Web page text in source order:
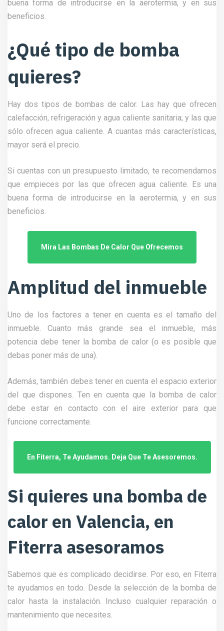
buena forma de introducirse en la aerotermia, y en sus
beneficios.
¿Qué tipo de bomba
quieres?
Hay dos tipos de bombas de calor. Las hay que ofrecen
calefacción, refrigeración y agua caliente sanitaria; y las que
sólo ofrecen agua caliente. A cuantas más características,
mayor será el precio.
Si cuentas con un presupuesto limitado, te recomendamos
que empieces por las que ofrecen agua caliente. Es una
buena forma de introducirse en la aerotermia, y en sus
beneficios.
Mira Las Bombas De Calor Que Ofrecemos
Amplitud del inmueble
Uno de los factores a tener en cuenta es el tamaño del
inmueble. Cuanto más grande sea el inmueble, más
potencia debe tener la bomba de calor (o es posible que
debas poner más de una).
Además, también debes tener en cuenta el espacio exterior
del que dispones. Ten en cuenta que la bomba de calor
debe estar en contacto con el aire exterior para que
funcione correctamente.
En Fiterra, Te Ayudamos. Deja Que Te Asesoremos.
Si quieres una bomba de
calor en Valencia, en
Fiterra asesoramos
Sabemos que es complicado decidirse. Por eso, en Fiterra
te ayudamos en todo. Desde la selección de la bomba de
calor hasta la instalación. Incluso cualquier reparación o
mantenimiento que necesites.